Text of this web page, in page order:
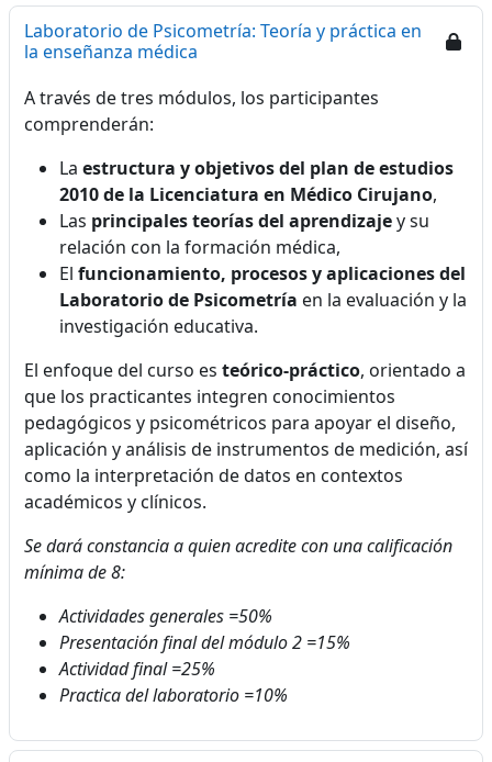
Laboratorio de Psicometría: Teoría y práctica en
la enseñanza médica
A través de tres módulos, los participantes
comprenderán:
La estructura y objetivos del plan de estudios
2010 de la Licenciatura en Médico Cirujano,
Las principales teorías del aprendizajey su
relación con la formación médica,
El funcionamiento, procesos y aplicaciones del
Laboratorio de Psicometría en la evaluación y la
investigación educativa.
El enfoque del curso es teórico-práctico, orientado a
que los practicantes integren conocimientos
pedagógicos y psicométricos para apoyar el diseño,
aplicación y análisis de instrumentos de medición, así
como la interpretación de datos en contextos
académicos y clínicos.
Se dará constancia a quien acredite con una calificación
mínima de 8:
Actividades generales =50%
Presentación final del módulo 2 =15%
Actividad final =25%
Practica del laboratorio =10%